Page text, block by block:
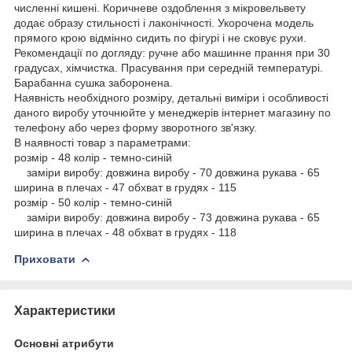
численні кишені. Коричневе оздоблення з мікровельвету
додає образу стильності і лаконічності. Укорочена модель
прямого крою відмінно сидить по фігурі і не сковує рухи.
Рекомендації по догляду: ручне або машинне прання при 30
градусах, хімчистка. Прасування при середній температурі.
Барабанна сушка заборонена.
Наявність необхідного розміру, детальні виміри і особливості
даного виробу уточнюйте у менеджерів інтернет магазину по
телефону або через форму зворотного зв'язку.
В наявності товар з параметрами:
розмір - 48 колір - темно-синій
заміри виробу: довжина виробу - 70 довжина рукава - 65
ширина в плечах - 47 обхват в грудях - 115
розмір - 50 колір - темно-синій
заміри виробу: довжина виробу - 73 довжина рукава - 65
ширина в плечах - 48 обхват в грудях - 118
Приховати
Характеристики
Основні атрибути